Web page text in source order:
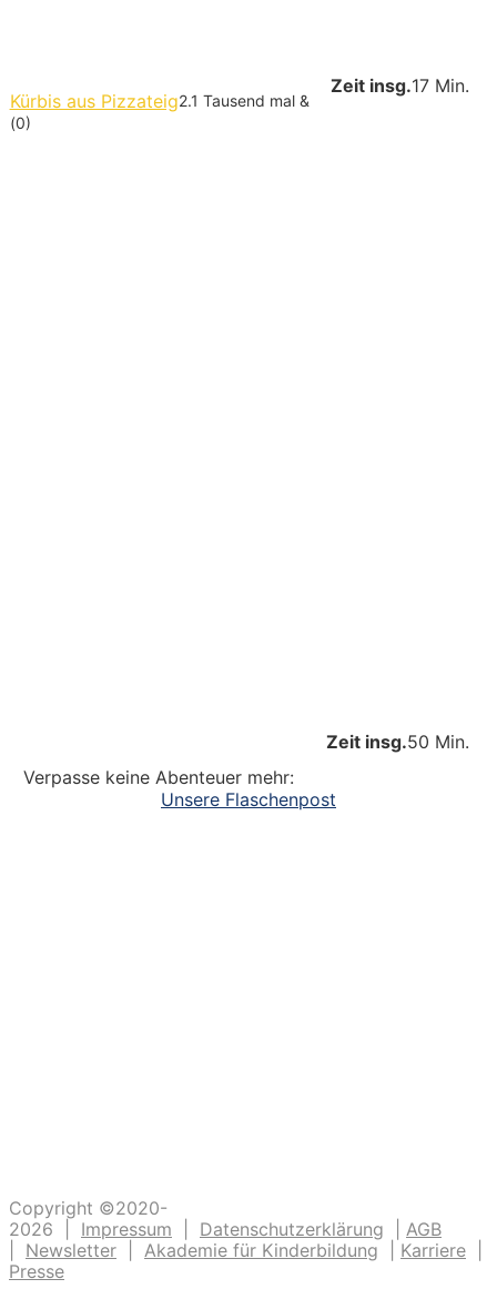
Zeit insg.17 Min.
Kürbis aus Pizzateig2.1 Tausend mal &
(0)
Zeit insg.50 Min.
Verpasse keine Abenteuer mehr:
Unsere Flaschenpost
Copyright ©2020-
2026 | Impressum Datenschutzerklärung
AGB
Newsletter Akademie für Kinderbildung Karriere
Presse